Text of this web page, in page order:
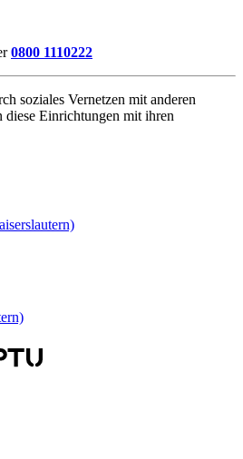
0800 1110222
soziales Vernetzen mit anderen
diese Einrichtungen mit ihren